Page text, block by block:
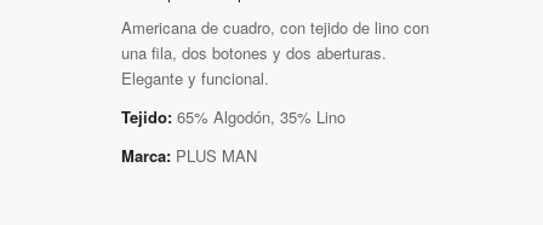
Americana de cuadro, con tejido de lino con
una fila, dos botones y dos aberturas.
Elegante y funcional.
Tejido: 65% Algodón, 35% Lino
Marca: PLUS MAN